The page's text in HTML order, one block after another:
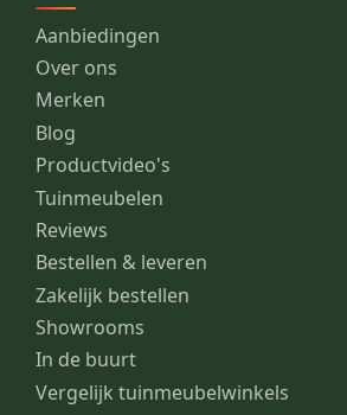
Aanbiedingen
Over ons
Merken
Blog
Productvideo's
Tuinmeubelen
Reviews
Bestellen & leveren
Zakelijk bestellen
Showrooms
In de buurt
Vergelijk tuinmeubelwinkels